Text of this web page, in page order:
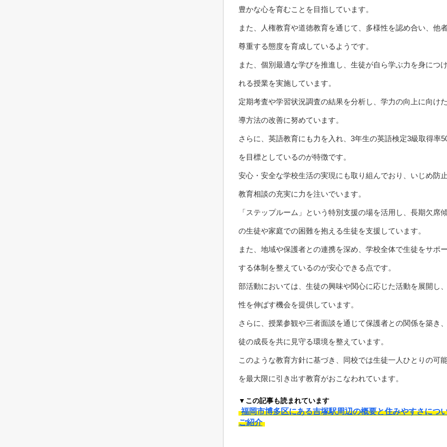
豊かな心を育むことを目指しています。
また、人権教育や道徳教育を通じて、多様性を認め合い、他
尊重する態度を育成しているようです。
また、個別最適な学びを推進し、生徒が自ら学ぶ力を身につ
れる授業を実施しています。
定期考査や学習状況調査の結果を分析し、学力の向上に向け
導方法の改善に努めています。
さらに、英語教育にも力を入れ、3年生の英語検定3級取得率
を目標としているのが特徴です。
安心・安全な学校生活の実現にも取り組んでおり、いじめ防
教育相談の充実に力を注いでいます。
「ステップルーム」という特別支援の場を活用し、長期欠席
の生徒や家庭での困難を抱える生徒を支援しています。
また、地域や保護者との連携を深め、学校全体で生徒をサポ
する体制を整えているのが安心できる点です。
部活動においては、生徒の興味や関心に応じた活動を展開し
性を伸ばす機会を提供しています。
さらに、授業参観や三者面談を通じて保護者との関係を築き
徒の成長を共に見守る環境を整えています。
このような教育方針に基づき、同校では生徒一人ひとりの可
を最大限に引き出す教育がおこなわれています。
▼この記事も読まれています
福岡市博多区にある吉塚駅周辺の概要と住みやすさにつ
ご紹介